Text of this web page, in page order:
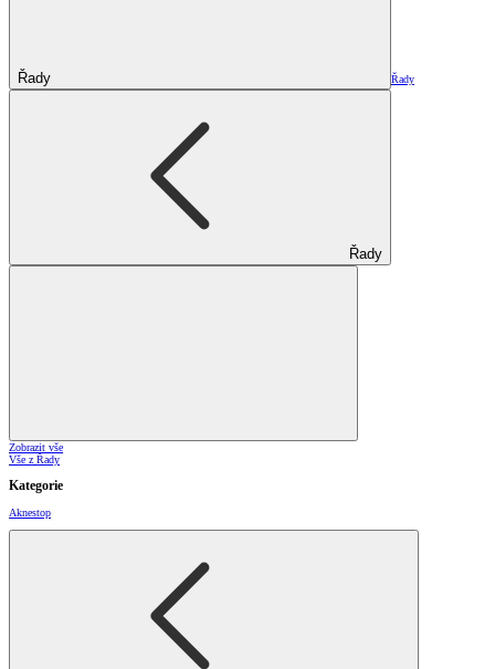
Řady Řady
Řady
Zobrazit vše
Vše z Řady
Kategorie
Aknestop